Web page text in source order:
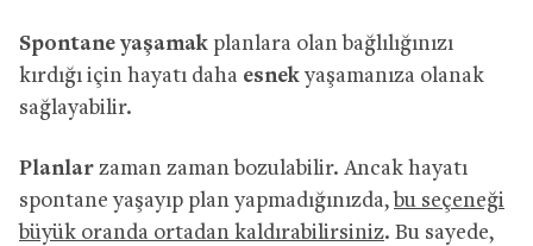
Spontane yaşamak planlara olan bağlılığınızı
kırdığı için hayatı daha esnekyaşamanıza olanak
sağlayabilir.
Planlar zaman zaman bozulabilir. Ancak hayatı
spontane yaşayıp plan yapmadığınızda, bu seçeneği
büyük oranda ortadan kaldırabilirsiniz. Bu sayede,